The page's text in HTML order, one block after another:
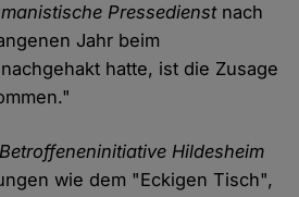
Pressedienstnach
Jahr beim
hatte, ist die Zusage
Betroffeneninitiative Hildesheim
wie dem "Eckigen Tisch",